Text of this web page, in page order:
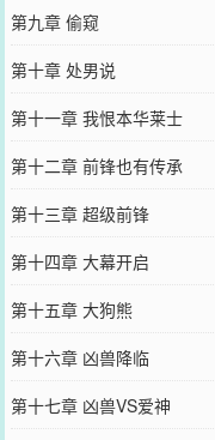
第九章 偷窥
第十章 处男说
第十一章 我恨本华莱士
第十二章 前锋也有传承
第十三章 超级前锋
第十四章 大幕开启
第十五章 大狗熊
第十六章 凶兽降临
第十七章 凶兽VS爱神